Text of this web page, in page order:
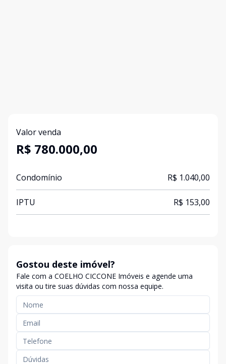
Valor venda
R$ 780.000,00
Condomínio R$ 1.040,00
IPTU R$ 153,00
Gostou deste imóvel?
Fale com a COELHO CICCONE Imóveis e agende uma
visita ou tire suas dúvidas com nossa equipe.